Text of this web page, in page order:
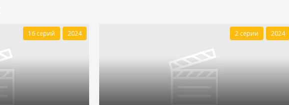
16 серий 2024 2 серии 2024